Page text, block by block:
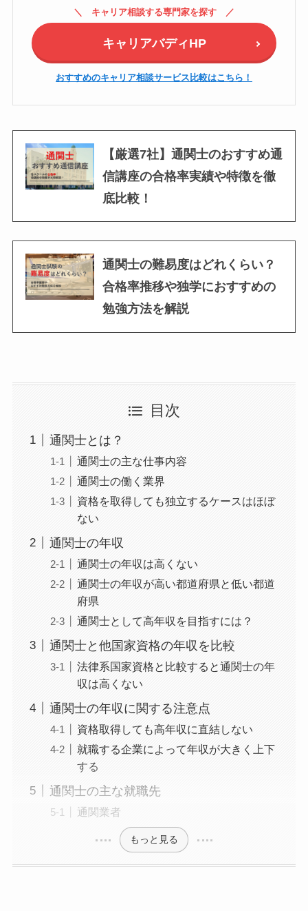
キャリア相談する専門家を探す
キャリアバディHP
おすすめのキャリア相談サービス比較はこちら！
【厳選7社】通関士のおすすめ通
信講座の合格率実績や特徴を徹
底比較！
通関士の難易度はどれくらい？
合格率推移や独学におすすめの
勉強方法を解説
目次
通関士とは？
通関士の主な仕事内容
通関士の働く業界
資格を取得しても独立するケースはほぼ
ない
通関士の年収
通関士の年収は高くない
通関士の年収が高い都道府県と低い都道
府県
通関士として高年収を目指すには？
通関士と他国家資格の年収を比較
法律系国家資格と比較すると通関士の年
収は高くない
通関士の年収に関する注意点
資格取得しても高年収に直結しない
就職する企業によって年収が大きく上下
する
通関士の主な就職先
通関業者
もっと見る